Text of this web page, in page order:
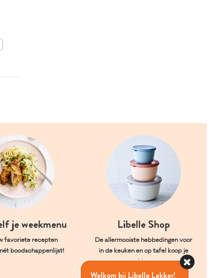
je weekmenu
favoriete recepten
boodschappenlijst!
Libelle Shop
De allermooiste hebbedingen voor
in de keuken en op tafel koop je
hier.
Welkom bij Libelle Lekker!